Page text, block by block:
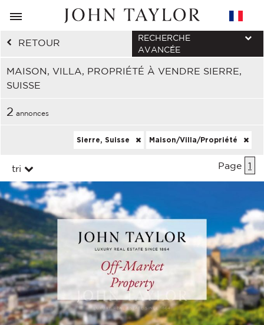
RETOUR
MAISON, VILLA, PROPRIÉTÉ À VENDRE SIERRE,
SUISSE
RECHERCHE
AVANCÉE
2 annonces
Sierre, Suisse Maison/Villa/Propriété
tri Page 1